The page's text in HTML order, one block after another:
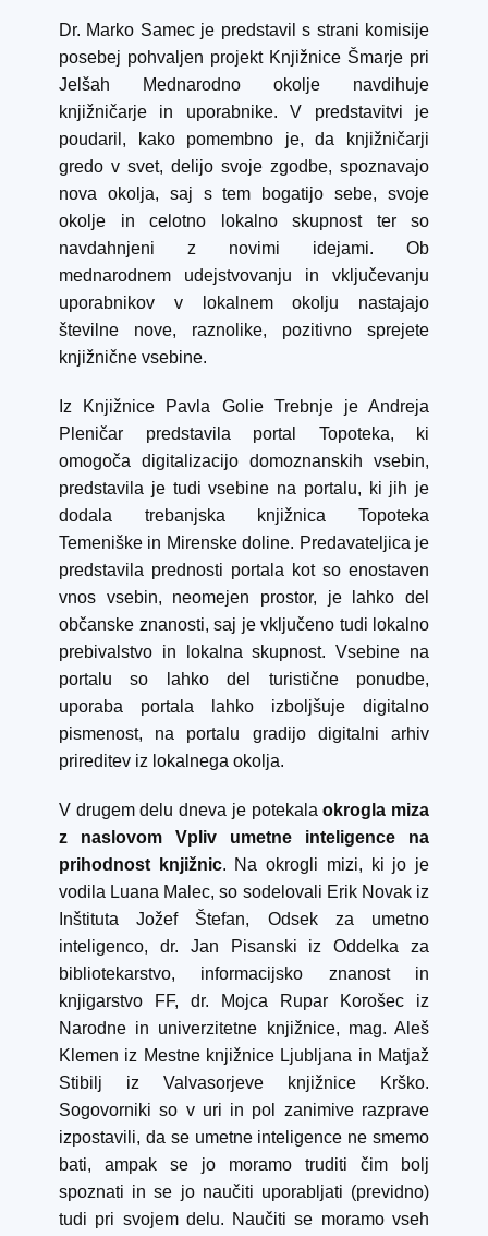
Dr. Marko Samec je predstavil s strani komisije
posebej pohvaljen projekt Knjižnice Šmarje pri
Jelšah Mednarodno okolje navdihuje
knjižničarje in uporabnike. V predstavitvi je
poudaril, kako pomembno je, da knjižničarji
gredo v svet, delijo svoje zgodbe, spoznavajo
nova okolja, saj s tem bogatijo sebe, svoje
okolje in celotno lokalno skupnost ter so
navdahnjeni z novimi idejami. Ob
mednarodnem udejstvovanju in vključevanju
uporabnikov v lokalnem okolju nastajajo
številne nove, raznolike, pozitivno sprejete
knjižnične vsebine.
Iz Knjižnice Pavla Golie Trebnje je Andreja
Pleničar predstavila portal Topoteka, ki
omogoča digitalizacijo domoznanskih vsebin,
predstavila je tudi vsebine na portalu, ki jih je
dodala trebanjska knjižnica Topoteka
Temeniške in Mirenske doline. Predavateljica je
predstavila prednosti portala kot so enostaven
vnos vsebin, neomejen prostor, je lahko del
občanske znanosti, saj je vključeno tudi lokalno
prebivalstvo in lokalna skupnost. Vsebine na
portalu so lahko del turistične ponudbe,
uporaba portala lahko izboljšuje digitalno
pismenost, na portalu gradijo digitalni arhiv
prireditev iz lokalnega okolja.
V drugem delu dneva je potekalaokrogla miza
z naslovom
Vpliv umetne inteligence na
prihodnost knjižnic. Na okrogli mizi, ki jo je
vodila Luana Malec, so sodelovali Erik Novak iz
Inštituta Jožef Štefan, Odsek za umetno
inteligenco, dr. Jan Pisanski iz Oddelka za
bibliotekarstvo, informacijsko znanost in
knjigarstvo FF, dr. Mojca Rupar Korošec iz
Narodne in univerzitetne knjižnice, mag. Aleš
Klemen iz Mestne knjižnice Ljubljana in Matjaž
Stibilj iz Valvasorjeve knjižnice Krško.
Sogovorniki so v uri in pol zanimive razprave
izpostavili, da se umetne inteligence ne smemo
bati, ampak se jo moramo truditi čim bolj
spoznati in se jo naučiti uporabljati (previdno)
tudi pri svojem delu. Naučiti se moramo vseh